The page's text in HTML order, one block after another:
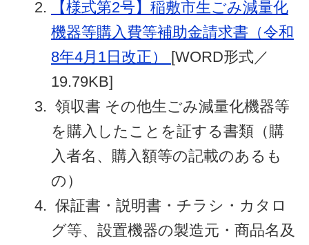
【様式第2号】稲敷市生ごみ減量化
機器等購入費等補助金請求書（令和
8年4月1日改正） [WORD形式／
19.79KB]
領収書 その他生ごみ減量化機器等
を購入したことを証する書類（購
入者名、購入額等の記載のあるも
の）
保証書・説明書・チラシ・カタロ
グ等、設置機器の製造元・商品名及